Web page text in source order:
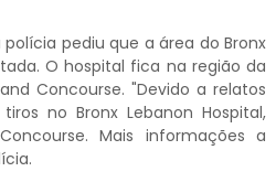
pediu que a área do Bronx
O hospital fica na região da
Concourse. "Devido a relatos
no Bronx Lebanon Hospital,
Mais informações a